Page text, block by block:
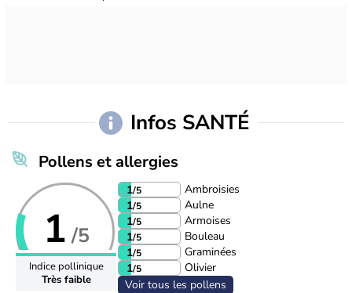
Infos SANTÉ
Pollens et allergies
1 /5
Indice pollinique
Très faible
1/5
Ambroisies
1/5
Aulne
1/5
Armoises
1/5
Bouleau
1/5
Graminées
1/5
Olivier
Voir tous les pollens